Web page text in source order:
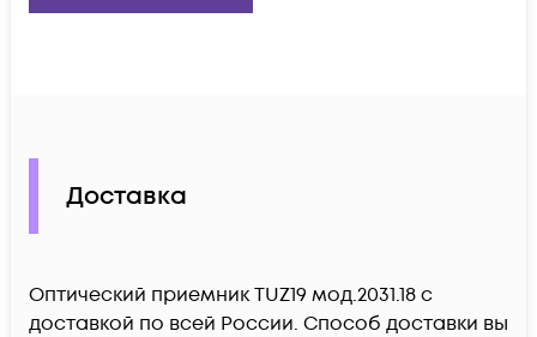
Доставка
Оптический приемник TUZ19 мод.2031.18 c
доставкой по всей России. Способ доставки вы